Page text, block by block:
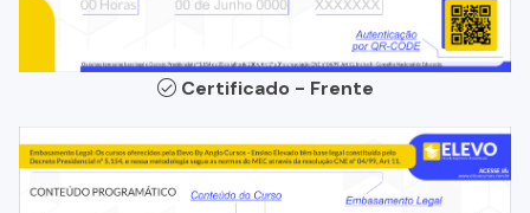
Certificado - Frente